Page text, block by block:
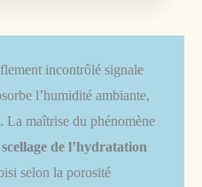
incontrôlé signale
l’humidité ambiante,
. La maîtrise du phénomène
scellage de l’hydratation
selon la porosité